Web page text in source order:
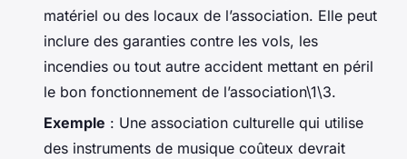
matériel ou des locaux de l’association. Elle peut
inclure des garanties contre les vols, les
incendies ou tout autre accident mettant en péril
le bon fonctionnement de l’association\1\3.
Exemple : Une association culturelle qui utilise
des instruments de musique coûteux devrait